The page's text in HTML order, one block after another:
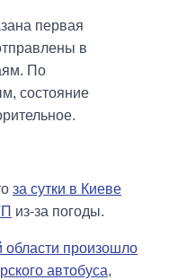
первая
в
По
состояние
за сутки в Киеве
из-за погоды.
области произошло
автобуса,